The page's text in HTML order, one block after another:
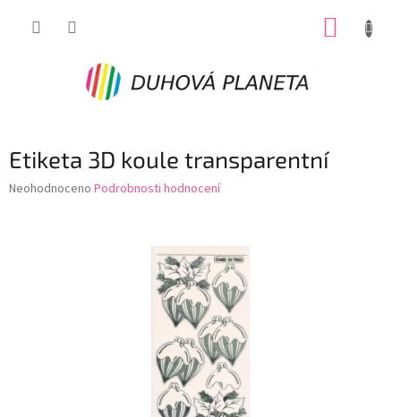
Etiketa 3D koule transparentní
Průměrné
Neohodnoceno Podrobnosti hodnocení